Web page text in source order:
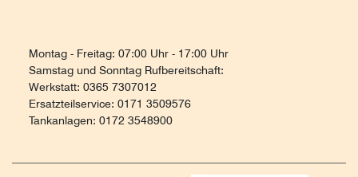
Montag - Freitag: 07:00 Uhr - 17:00 Uhr
Samstag und Sonntag Rufbereitschaft:
Werkstatt: 0365 7307012
Ersatzteilservice: 0171 3509576
Tankanlagen: 0172 3548900